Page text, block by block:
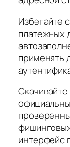
Избегайте
платежных
применять
интерфейс